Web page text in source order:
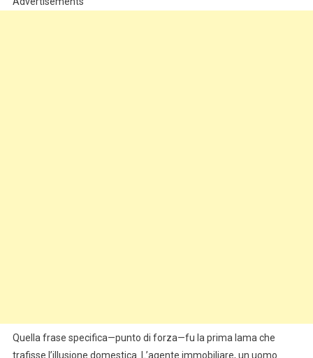
Quella frase specifica—punto di forza—fu la prima lama che
trafisse l’illusione domestica. L’agente immobiliare, un uomo